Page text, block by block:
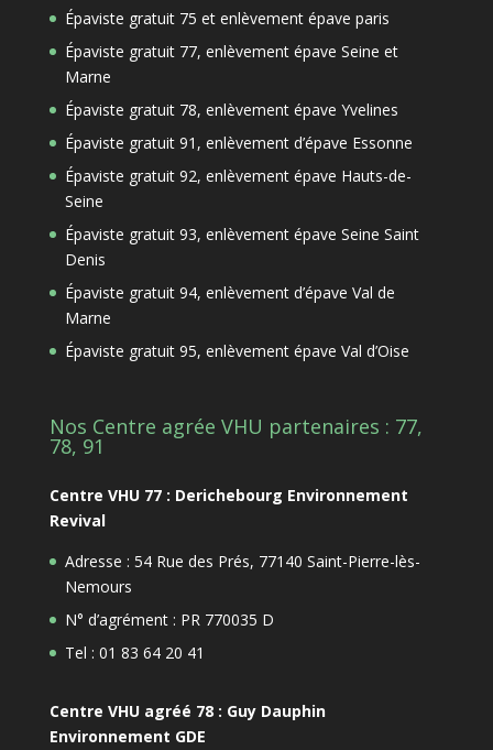
Épaviste gratuit 75 et enlèvement épave paris
Épaviste gratuit 77, enlèvement épave Seine et
Marne
Épaviste gratuit 78, enlèvement épave Yvelines
Épaviste gratuit 91, enlèvement d’épave Essonne
Épaviste gratuit 92, enlèvement épave Hauts-de-
Seine
Épaviste gratuit 93, enlèvement épave Seine Saint
Denis
Épaviste gratuit 94, enlèvement d’épave Val de
Marne
Épaviste gratuit 95, enlèvement épave Val d’Oise
Nos Centre agrée VHU partenaires : 77,
78, 91
Centre VHU 77 : Derichebourg Environnement
Revival
Adresse : 54 Rue des Prés, 77140 Saint-Pierre-lès-
Nemours
N° d’agrément : PR 770035 D
Tel : 01 83 64 20 41
Centre VHU agréé 78 : Guy Dauphin
Environnement GDE